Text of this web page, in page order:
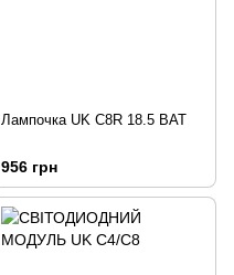
Лампочка UK С8R 18.5 ВАТ
956 грн